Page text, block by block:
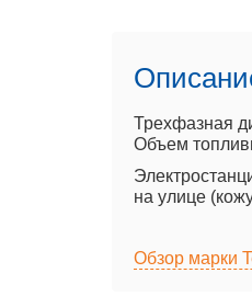
Трехфазная
Объем
на улице
Обзор марки